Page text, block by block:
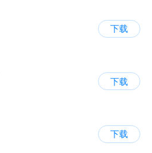
下载
下载
下载